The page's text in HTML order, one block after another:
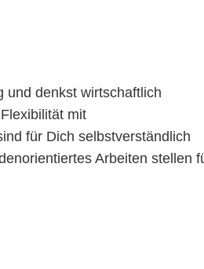
und denkst wirtschaftlich
mit
für Dich selbstverständlich
Arbeiten stellen